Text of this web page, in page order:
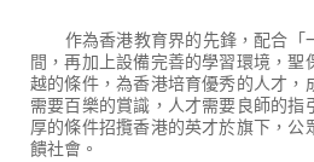
作為香港教育界的先鋒，配合「
間，再加上設備完善的學習環境，
越的條件，為香港培育優秀的人才，
需要百樂的賞識，人才需要良師的
厚的條件招攬香港的英才於旗下，公
饋社會。